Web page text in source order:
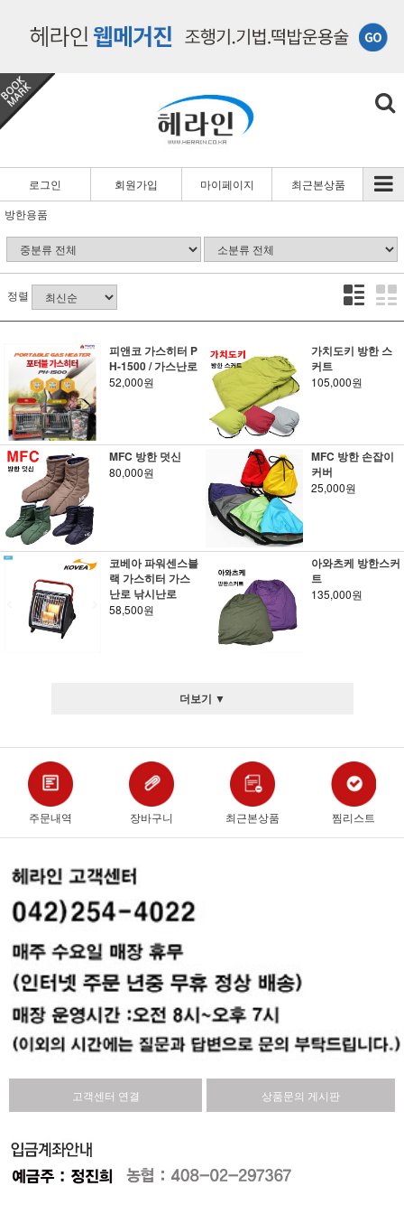
로그인 회원가입 마이페이지
최근본상품
방한용품
정렬
피앤코 가스히터 P
H-1500 / 가스난로
52,000원
가치도키 방한 스
커트
105,000원
MFC 방한 덧신
80,000원
MFC 방한 손잡이
커버
25,000원
코베아 파워센스블
랙 가스히터 가스
난로 낚시난로
58,500원
아와츠케 방한스커
트
135,000원
더보기 ▼
주문내역 장바구니 최근본상품 찜리스트
고객센터 연결 상품문의 게시판